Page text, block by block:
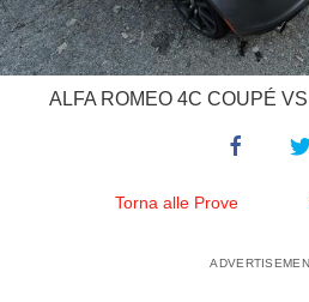
ALFA ROMEO 4C COUPÉ
Torna alle Prove